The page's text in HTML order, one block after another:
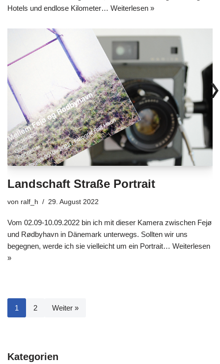
Hotels und endlose Kilometer… Weiterlesen »
Landschaft Straße Portrait
von ralf_h 29. August 2022
Vom 02.09-10.09.2022 bin ich mit dieser Kamera zwischen Fejø
und Rødbyhavn in Dänemark unterwegs. Sollten wir uns
begegnen, werde ich sie vielleicht um ein Portrait… Weiterlesen
»
1 2 Weiter »
Kategorien